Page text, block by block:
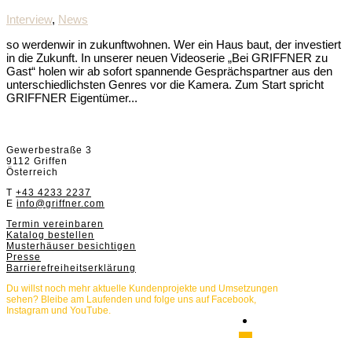
Interview, News
so werdenwir in zukunftwohnen. Wer ein Haus baut, der investiert
in die Zukunft. In unserer neuen Videoserie „Bei GRIFFNER zu
Gast“ holen wir ab sofort spannende Gesprächspartner aus den
unterschiedlichsten Genres vor die Kamera. Zum Start spricht
GRIFFNER Eigentümer...
Gewerbestraße 3
9112 Griffen
Österreich
T +43 4233 2237
E info@griffner.com
Termin vereinbaren
Katalog bestellen
Musterhäuser besichtigen
Presse
Barrierefreiheitserklärung
Du willst noch mehr aktuelle Kundenprojekte und Umsetzungen
sehen? Bleibe am Laufenden und folge uns auf Facebook,
Instagram und YouTube.